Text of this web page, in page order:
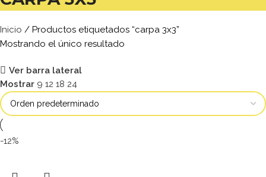
Inicio
Productos etiquetados “carpa 3x3”
Mostrando el único resultado
Ver barra lateral
Mostrar 9 12 18 24
-12%